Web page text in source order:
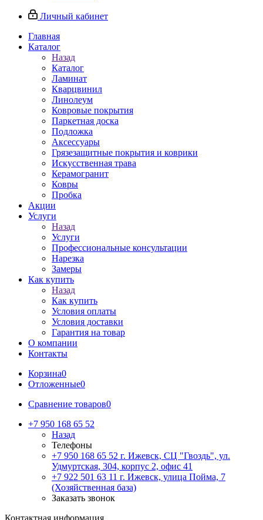
Личный кабинет
Главная
Каталог
Назад
Каталог
Ламинат
Кварцвинил
Линолеум
Ковровые покрытия
Паркетная доска
Подложка
Аксессуары
Грязезащитные покрытия и коврики
Искусственная трава
Керамогранит
Ковры
Пробка
Акции
Услуги
Назад
Услуги
Профессиональные консультации
Нарезка
Замеры
Как купить
Назад
Как купить
Условия оплаты
Условия доставки
Гарантия на товар
О компании
Контакты
Корзина0
Отложенные0
Сравнение товаров0
+7 950 168 65 52
Назад
Телефоны
+7 950 168 65 52 г. Ижевск, СЦ "Гвоздь", ул.
Удмуртская, 304, корпус 2, офис 41
+7 922 501 63 11 г. Ижевск, улица Пойма, 7
(Хозяйственная база)
Заказать звонок
Контактная информация